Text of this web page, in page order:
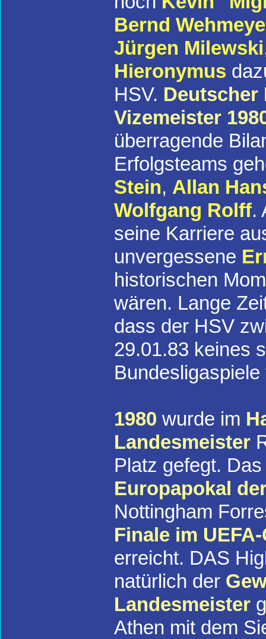
Bernd
Jürgen Milewski
Hieronymus
HSV. Deutscher
Vizemeister
überragende
Erfolgsteams
Stein, Allan
Wolfgang Rolff.
seine Karriere
unvergessene
historischen
wären. Lange
dass der HSV
29.01.83 keines
Bundesligaspiele
1980 wurde im
Landesmeister
Platz gefegt.
Europapokal
Nottingham
Finale im
erreicht. DAS
natürlich der
Landesmeister
Athen mit dem